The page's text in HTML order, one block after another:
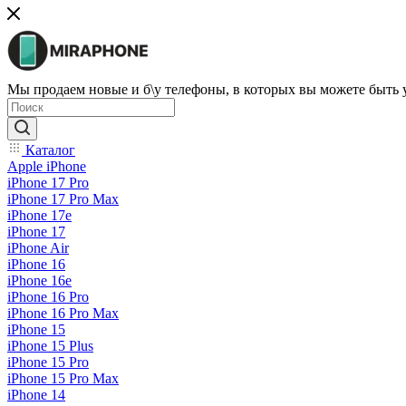
Мы продаем новые и б\у телефоны, в которых вы можете быть
Каталог
Apple iPhone
iPhone 17 Pro
iPhone 17 Pro Max
iPhone 17e
iPhone 17
iPhone Air
iPhone 16
iPhone 16e
iPhone 16 Pro
iPhone 16 Pro Max
iPhone 15
iPhone 15 Plus
iPhone 15 Pro
iPhone 15 Pro Max
iPhone 14